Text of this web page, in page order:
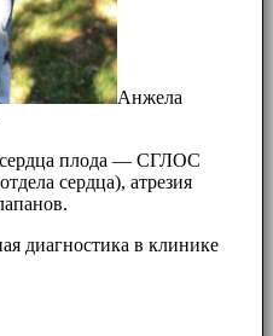
Анжела
плода — СГЛОС
сердца), атрезия
диагностика в клинике